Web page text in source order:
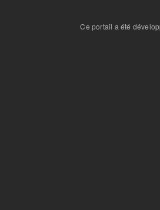
Ce portail a été